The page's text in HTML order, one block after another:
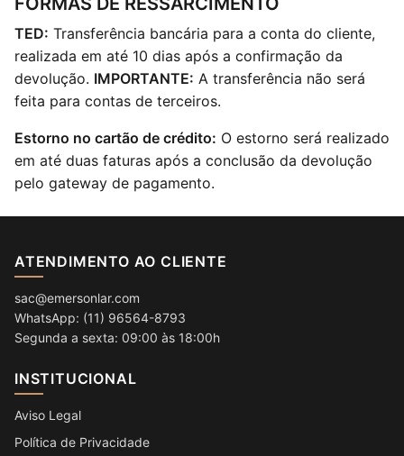
TED: Transferência bancária para a conta do cliente,
realizada em até 10 dias após a confirmação da
devolução. IMPORTANTE: A transferência não será
feita para contas de terceiros.
Estorno no cartão de crédito: O estorno será realizado
em até duas faturas após a conclusão da devolução
pelo gateway de pagamento.
ATENDIMENTO AO CLIENTE
sac@emersonlar.com
WhatsApp: (11) 96564-8793
Segunda a sexta: 09:00 às 18:00h
INSTITUCIONAL
Aviso Legal
Política de Privacidade